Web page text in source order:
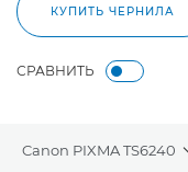
КУПИТЬ ЧЕРНИЛА
СРАВНИТЬ
Canon PIXMA TS6240